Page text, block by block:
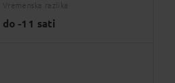
Vremenska razlika
do -11 sati